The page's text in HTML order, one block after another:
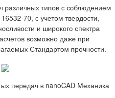
различных типов с соблюдением
70, с учетом твердости,
и широкого спектра
возможно даже при
Стандартом прочности.
передач в nanoCAD Механика